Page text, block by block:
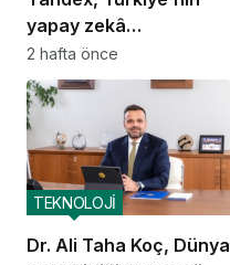
yapay zekâ
ekosistemine katkısını
artıracak
2 hafta önce
Dr. Ali Taha Koç, Dünya
TEKNOLOJİ